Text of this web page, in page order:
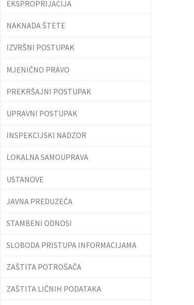
EKSPROPRIJACIJA
NAKNADA ŠTETE
IZVRŠNI POSTUPAK
MJENIČNO PRAVO
PREKRŠAJNI POSTUPAK
UPRAVNI POSTUPAK
INSPEKCIJSKI NADZOR
LOKALNA SAMOUPRAVA
USTANOVE
JAVNA PREDUZEĆA
STAMBENI ODNOSI
SLOBODA PRISTUPA INFORMACIJAMA
ZAŠTITA POTROŠAČA
ZAŠTITA LIČNIH PODATAKA